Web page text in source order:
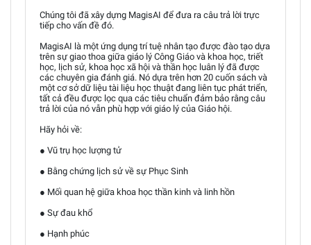
Chúng tôi đã xây dựng MagisAI để đưa ra câu trả lời trực
tiếp cho vấn đề đó.
MagisAI là một ứng dụng trí tuệ nhân tạo được đào tạo dựa
trên sự giao thoa giữa giáo lý Công Giáo và khoa học, triết
học, lịch sử, khoa học xã hội và thần học luân lý đã được
các chuyên gia đánh giá. Nó dựa trên hơn 20 cuốn sách và
một cơ sở dữ liệu tài liệu học thuật đang liên tục phát triển,
tất cả đều được lọc qua các tiêu chuẩn đảm bảo rằng câu
trả lời của nó vẫn phù hợp với giáo lý của Giáo hội.
Hãy hỏi về:
● Vũ trụ học lượng tử
● Bằng chứng lịch sử về sự Phục Sinh
● Mối quan hệ giữa khoa học thần kinh và linh hồn
● Sự đau khổ
● Hạnh phúc